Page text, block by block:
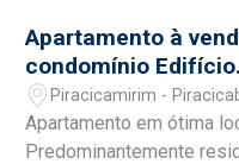
Apartamento à
condomínio Edifício
Residencial Jardins
Piracicamirim -
Apartamento em ótima
Predominantemente